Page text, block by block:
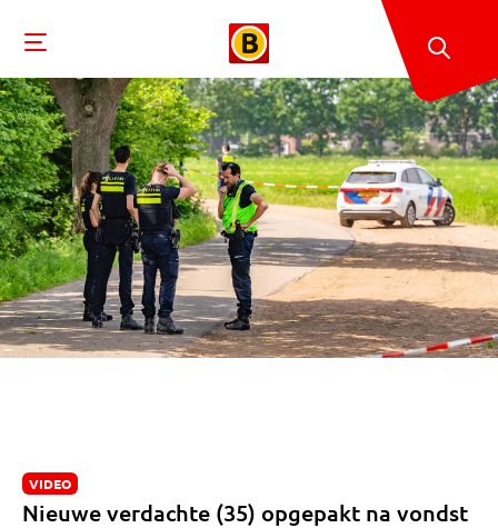
VIDEO
Nieuwe verdachte (35) opgepakt na vondst